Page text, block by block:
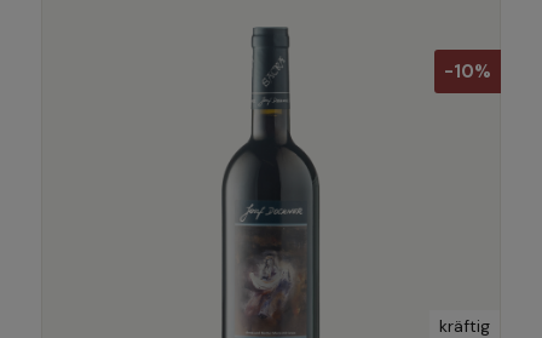
-10%
kräftig